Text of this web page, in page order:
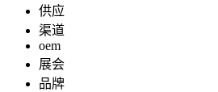
供应
渠道
oem
展会
品牌